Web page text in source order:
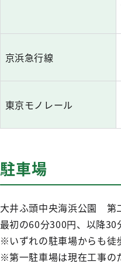
京浜急行線
東京モノレール
駐車場
大井ふ頭中央海浜公園 第
最初の60分300円、以降30
※いずれの駐車場からも徒
※第一駐車場は現在工事の